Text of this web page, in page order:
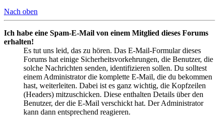
Nach oben
Ich habe eine Spam-E-Mail von einem Mitglied dieses Forums
erhalten!
Es tut uns leid, das zu hören. Das E-Mail-Formular dieses
Forums hat einige Sicherheitsvorkehrungen, die Benutzer, die
solche Nachrichten senden, identifizieren sollen. Du solltest
einem Administrator die komplette E-Mail, die du bekommen
hast, weiterleiten. Dabei ist es ganz wichtig, die Kopfzeilen
(Headers) mitzuschicken. Diese enthalten Details über den
Benutzer, der die E-Mail verschickt hat. Der Administrator
kann dann entsprechend reagieren.